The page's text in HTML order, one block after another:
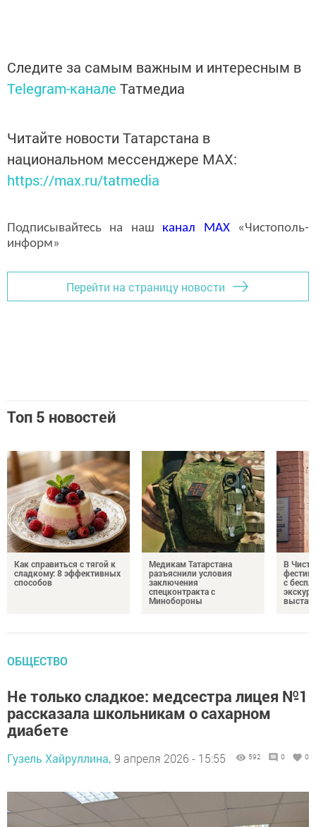
Следите за самым важным и интересным в
Telegram-канале Татмедиа
Читайте новости Татарстана в
национальном мессенджере MАХ:
https://max.ru/tatmedia
Подписывайтесь на наш канал MAX«Чистополь-
информ»
Перейти на страницу новости
Топ 5 новостей
Как справиться с тягой к
сладкому: 8 эффективных
способов
Медикам Татарстана
разъяснили условия
заключения
спецконтракта с
Минобороны
В
с
ОБЩЕСТВО
Не только сладкое: медсестра лицея №1
рассказала школьникам о сахарном
диабете
Гузель Хайруллина, 9 апреля 2026 - 15:55 592 0 0